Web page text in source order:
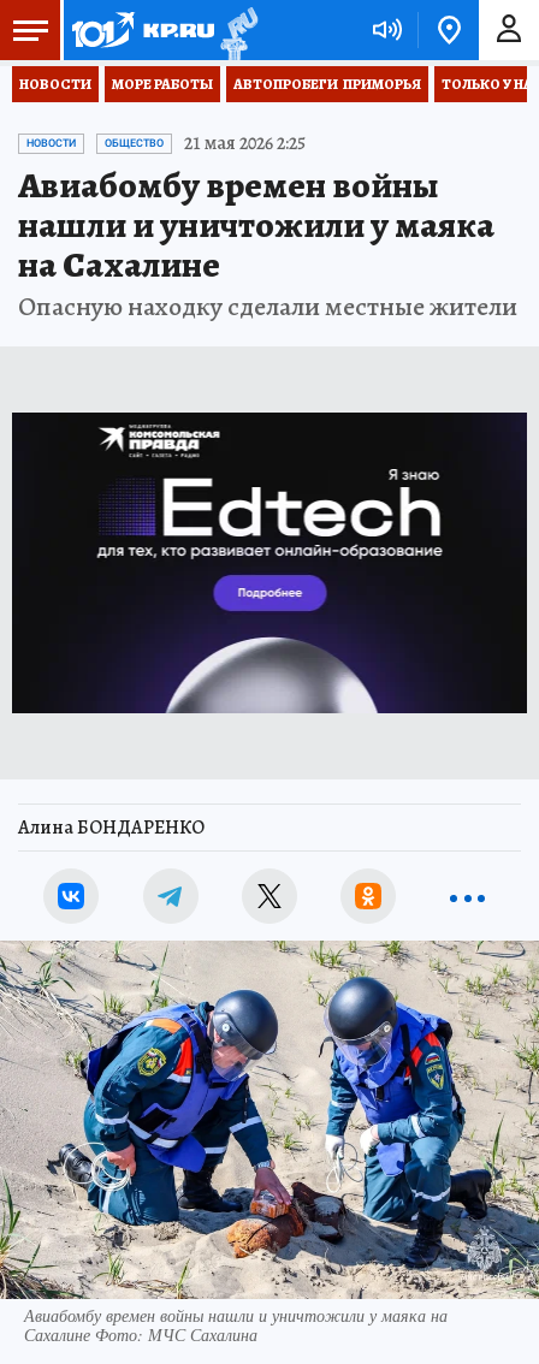
НОВОСТИ МОРЕ РАБОТЫ АВТОПРОБЕГИ  ПРИМОРЬЯ ТОЛЬКО У
НОВОСТИ ОБЩЕСТВО 21 мая 2026 2:25
Авиабомбу времен войны
нашли и уничтожили у маяка
на Сахалине
Опасную находку сделали местные жители
Алина БОНДАРЕНКО
Авиабомбу времен войны нашли и уничтожили у маяка на
Сахалине Фото: МЧС Сахалина